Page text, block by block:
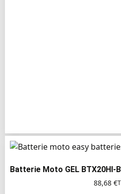
Batterie Moto GEL BTX20Hl-
88,68 €